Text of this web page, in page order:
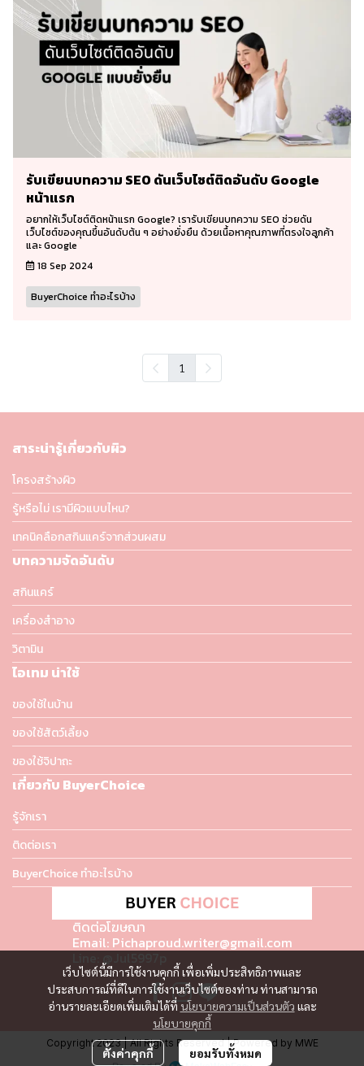
รับเขียนบทความ SEO ดันเว็บไซต์ติดอันดับ Google
หน้าแรก
อยากให้เว็บไซต์ติดหน้าแรก Google? เรารับเขียนบทความ SEO ช่วยดัน
เว็บไซต์ของคุณขึ้นอันดับต้น ๆ อย่างยั่งยืน ด้วยเนื้อหาคุณภาพที่ตรงใจลูกค้า
และ Google
18 Sep 2024
BuyerChoice ทำอะไรบ้าง
1
เว็บไซต์นี้มีการใช้งานคุกกี้ เพื่อเพิ่มประสิทธิภาพและ
ประสบการณ์ที่ดีในการใช้งานเว็บไซต์ของท่าน ท่านสามารถ
อ่านรายละเอียดเพิ่มเติมได้ที่ นโยบายความเป็นส่วนตัว และ
นโยบายคุกกี้
ตั้งค่าคุกกี้ ยอมรับทั้งหมด
สาระน่ารู้เกี่ยวกับผิว
โครงสร้างผิว
รู้หรือไม่ เรามีผิวแบบไหน?
เทคนิคลือกสกินแคร์จากส่วนผสม
บทความจัดอันดับ
สกินแคร์
เครื่องสำอาง
วิตามิน
ไอเทม น่าใช้
ของใช้ในบ้าน
ของใช้สัตว์เลี้ยง
ของใช้จิปาถะ
เกี่ยวกับ BuyerChoice
รู้จักเรา
ติดต่อเรา
BuyerChoice ทำอะไรบ้าง
ติดต่อโฆษณา
Email: Pichaproud.writer@gmail.com
Line: @Jul5997p
Copyright 2023 | All Rights Reserved | Powered by MWE